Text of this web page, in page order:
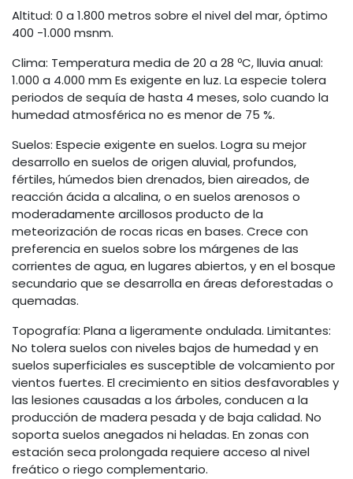
Altitud: 0 a 1.800 metros sobre el nivel del mar, óptimo
400 -1.000 msnm.
Clima: Temperatura media de 20 a 28 ºC, lluvia anual:
1.000 a 4.000 mm Es exigente en luz. La especie tolera
periodos de sequía de hasta 4 meses, solo cuando la
humedad atmosférica no es menor de 75 %.
Suelos: Especie exigente en suelos. Logra su mejor
desarrollo en suelos de origen aluvial, profundos,
fértiles, húmedos bien drenados, bien aireados, de
reacción ácida a alcalina, o en suelos arenosos o
moderadamente arcillosos producto de la
meteorización de rocas ricas en bases. Crece con
preferencia en suelos sobre los márgenes de las
corrientes de agua, en lugares abiertos, y en el bosque
secundario que se desarrolla en áreas deforestadas o
quemadas.
Topografía: Plana a ligeramente ondulada. Limitantes:
No tolera suelos con niveles bajos de humedad y en
suelos superficiales es susceptible de volcamiento por
vientos fuertes. El crecimiento en sitios desfavorables y
las lesiones causadas a los árboles, conducen a la
producción de madera pesada y de baja calidad. No
soporta suelos anegados ni heladas. En zonas con
estación seca prolongada requiere acceso al nivel
freático o riego complementario.